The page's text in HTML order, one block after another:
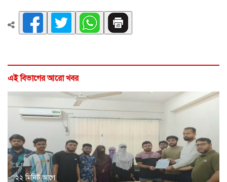
এই বিভাগের আরো খবর
২২ মিনিট আগে